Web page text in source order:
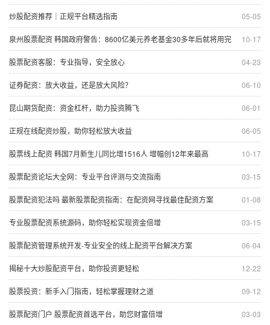
05-05
炒股配资推荐｜正规平台精选指南
10-17
泉州股票配资 韩国政府警告：8600亿美元养老基金30多年后就将用完
04-23
股票配资客服：专业指导，安全放心
06-10
证券配资：放大收益，还是放大风险？
06-01
昆山期货配资：资金杠杆，助力投资腾飞
06-05
正规在线配资炒股，助你轻松放大收益
10-17
股票线上配资 韩国7月新生儿同比增1516人 增幅创12年来最高
03-15
股票配资论坛大全网：专业平台评测与交流指南
01-08
股票配资犯法吗 最新股票配资指南：在配资网寻找最佳配资方案
03-15
专业股票配资系统源码，助你轻松实现资金倍增
06-04
股票配资管理系统开发-专业安全的线上配资平台解决方案
12-22
揭秘十大炒股配资平台，助你投资更轻松
09-12
股票投资：新手入门指南，轻松掌握理财之道
03-03
股票配资门户 股票配资首选平台，助您财富倍增